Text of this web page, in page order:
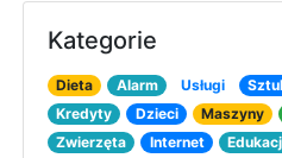
Kategorie
Dieta Alarm Usługi
Kredyty
Dzieci Maszyny
Zwierzęta
Internet